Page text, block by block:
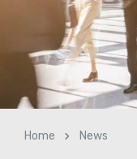
Home News